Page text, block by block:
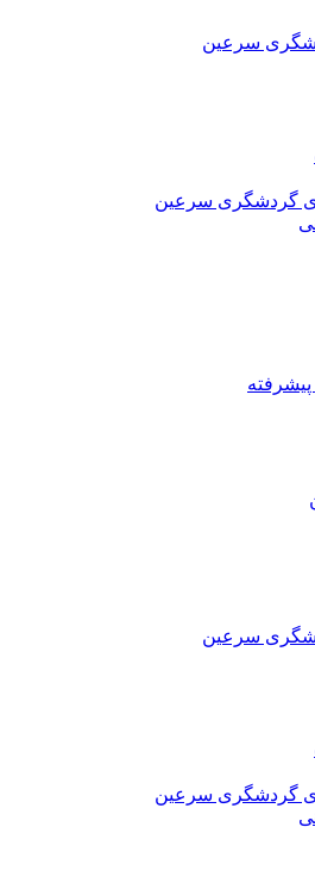
سرعین
گردشگری سرعین
سرعین
گردشگری سرعین